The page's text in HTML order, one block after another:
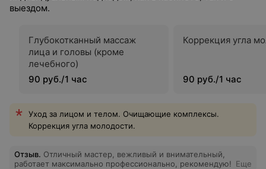
выездом.
Глубокотканный массаж
лица и головы (кроме
лечебного)
90 руб./1 час
Коррекция угла
90 руб./1 час
Уход за лицом и телом. Очищающие комплексы.
Коррекция угла молодости.
Отзыв. Отличный мастер, вежливый и внимательный,
работает максимально профессионально, рекомендую! Еще